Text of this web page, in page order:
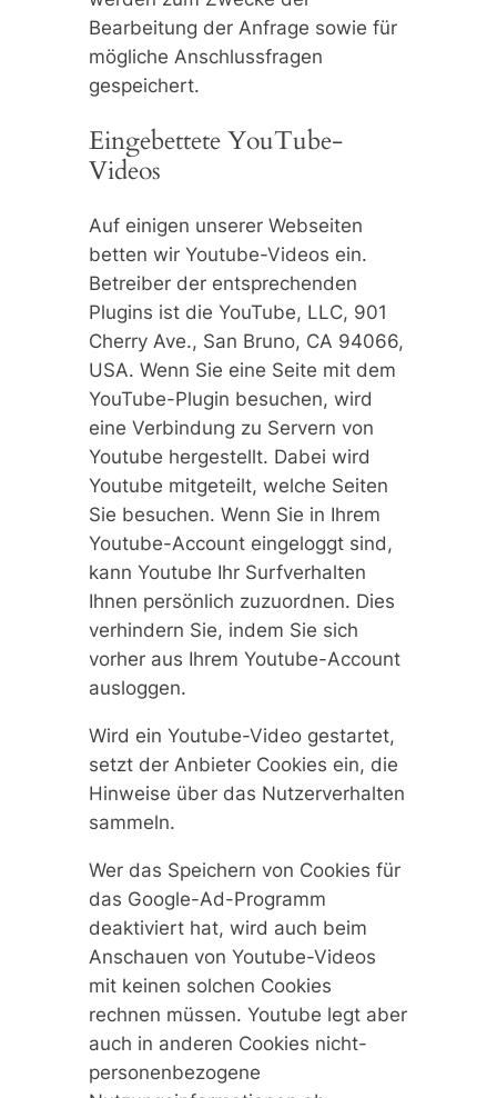
Bearbeitung der Anfrage sowie für
mögliche Anschlussfragen
gespeichert.
Eingebettete YouTube-
Videos
Auf einigen unserer Webseiten
betten wir Youtube-Videos ein.
Betreiber der entsprechenden
Plugins ist die YouTube, LLC, 901
Cherry Ave., San Bruno, CA 94066,
USA. Wenn Sie eine Seite mit dem
YouTube-Plugin besuchen, wird
eine Verbindung zu Servern von
Youtube hergestellt. Dabei wird
Youtube mitgeteilt, welche Seiten
Sie besuchen. Wenn Sie in Ihrem
Youtube-Account eingeloggt sind,
kann Youtube Ihr Surfverhalten
Ihnen persönlich zuzuordnen. Dies
verhindern Sie, indem Sie sich
vorher aus Ihrem Youtube-Account
ausloggen.
Wird ein Youtube-Video gestartet,
setzt der Anbieter Cookies ein, die
Hinweise über das Nutzerverhalten
sammeln.
Wer das Speichern von Cookies für
das Google-Ad-Programm
deaktiviert hat, wird auch beim
Anschauen von Youtube-Videos
mit keinen solchen Cookies
rechnen müssen. Youtube legt aber
auch in anderen Cookies nicht-
personenbezogene